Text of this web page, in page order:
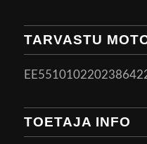
TARVASTU
TOETAJA INFO